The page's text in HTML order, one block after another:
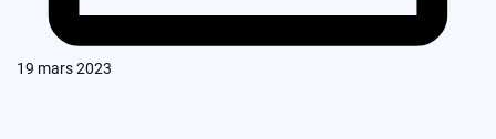
19 mars 2023